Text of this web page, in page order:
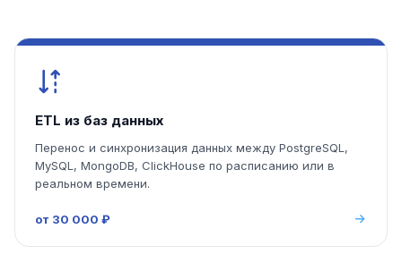
ETL из баз данных
Перенос и синхронизация данных между PostgreSQL,
MySQL, MongoDB, ClickHouse по расписанию или в
реальном времени.
от 30 000 ₽